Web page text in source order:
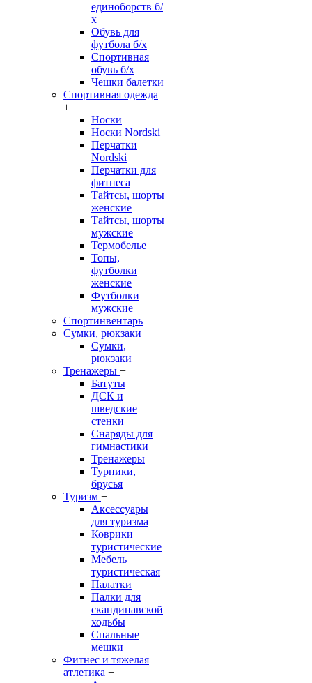
единоборств б/
х
Обувь для
футбола б/х
Спортивная
обувь б/х
Чешки балетки
Спортивная одежда
+
Носки
Носки Nordski
Перчатки
Nordski
Перчатки для
фитнеса
Тайтсы, шорты
женские
Тайтсы, шорты
мужские
Термобелье
Топы,
футболки
женские
Футболки
мужские
Спортинвентарь
Сумки, рюкзаки
Сумки,
рюкзаки
Тренажеры +
Батуты
ДСК и
шведские
стенки
Снаряды для
гимнастики
Тренажеры
Турники,
брусья
Туризм +
Аксессуары
для туризма
Коврики
туристические
Мебель
туристическая
Палатки
Палки для
скандинавской
ходьбы
Спальные
мешки
Фитнес и тяжелая
атлетика +